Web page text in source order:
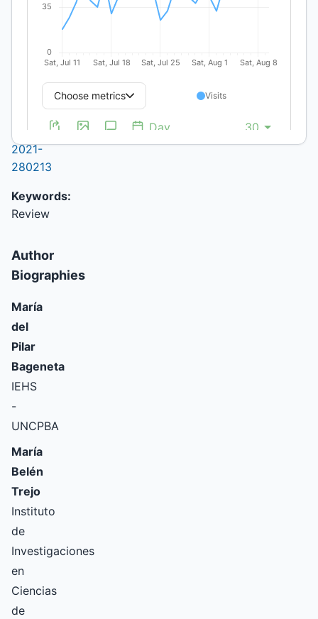
Soledad
Arqueros
CONICET-
https://doi.org/10.19137/pys-
2021-
280213
Keywords:
Review
Author
Biographies
María
del
Pilar
Bageneta
IEHS
-
UNCPBA
María
Belén
Trejo
Instituto
de
Investigaciones
en
Ciencias
de